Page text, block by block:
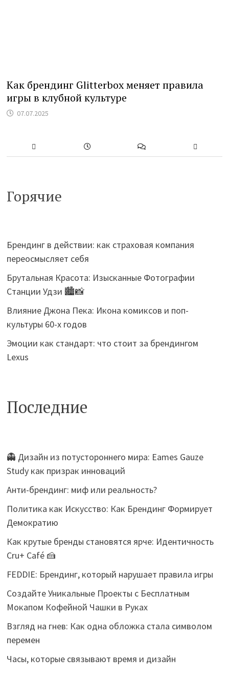
Как брендинг Glitterbox меняет правила
игры в клубной культуре
07.07.2025
Горячие
Брендинг в действии: как страховая компания
переосмысляет себя
Брутальная Красота: Изысканные Фотографии
Станции Удзи 🏙️📸
Влияние Джона Пека: Икона комиксов и поп-
культуры 60-х годов
Эмоции как стандарт: что стоит за брендингом
Lexus
Последние
👻 Дизайн из потустороннего мира: Eames Gauze
Study как призрак инноваций
Анти-брендинг: миф или реальность?
Политика как Искусство: Как Брендинг Формирует
Демократию
Как крутые бренды становятся ярче: Идентичность
Cru+ Café 🍰
FEDDIE: Брендинг, который нарушает правила игры
Создайте Уникальные Проекты с Бесплатным
Мокапом Кофейной Чашки в Руках
Взгляд на гнев: Как одна обложка стала символом
перемен
Часы, которые связывают время и дизайн